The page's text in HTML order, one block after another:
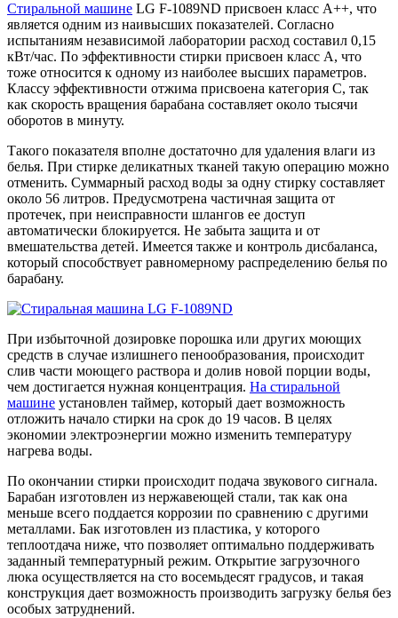
Стиральной машине LG F-1089ND присвоен класс А++, что
является одним из наивысших показателей. Согласно
испытаниям независимой лаборатории расход составил 0,15
кВт/час. По эффективности стирки присвоен класс А, что
тоже относится к одному из наиболее высших параметров.
Классу эффективности отжима присвоена категория С, так
как скорость вращения барабана составляет около тысячи
оборотов в минуту.
Такого показателя вполне достаточно для удаления влаги из
белья. При стирке деликатных тканей такую операцию можно
отменить. Суммарный расход воды за одну стирку составляет
около 56 литров. Предусмотрена частичная защита от
протечек, при неисправности шлангов ее доступ
автоматически блокируется. Не забыта защита и от
вмешательства детей. Имеется также и контроль дисбаланса,
который способствует равномерному распределению белья по
барабану.
При избыточной дозировке порошка или других моющих
средств в случае излишнего пенообразования, происходит
слив части моющего раствора и долив новой порции воды,
чем достигается нужная концентрация. На стиральной
машине установлен таймер, который дает возможность
отложить начало стирки на срок до 19 часов. В целях
экономии электроэнергии можно изменить температуру
нагрева воды.
По окончании стирки происходит подача звукового сигнала.
Барабан изготовлен из нержавеющей стали, так как она
меньше всего поддается коррозии по сравнению с другими
металлами. Бак изготовлен из пластика, у которого
теплоотдача ниже, что позволяет оптимально поддерживать
заданный температурный режим. Открытие загрузочного
люка осуществляется на сто восемьдесят градусов, и такая
конструкция дает возможность производить загрузку белья без
особых затруднений.